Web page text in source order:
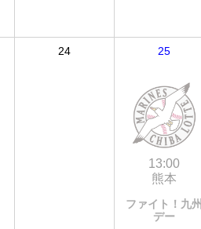
24 25
13:00
熊本
ファイト！九州
デー